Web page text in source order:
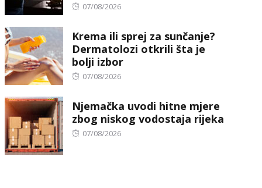
Posted
07/08/2026
Krema ili sprej za sunčanje?
Dermatolozi otkrili šta je
bolji izbor
Posted
07/08/2026
Njemačka uvodi hitne mjere
zbog niskog vodostaja rijeka
Posted
07/08/2026